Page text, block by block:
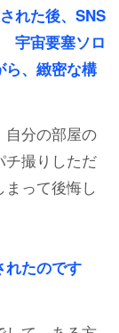
れた後、SNS
宇宙要塞ソロ
ら、緻密な構
自分の部屋の
チ撮りしただ
って後悔し
たのです